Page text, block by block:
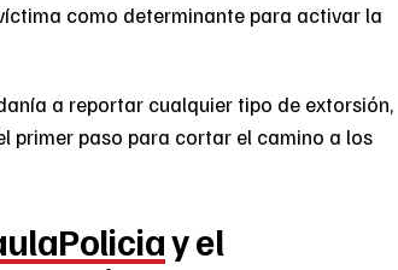
como determinante para activar la
a reportar cualquier tipo de extorsión,
primer paso para cortar el camino a los
y el